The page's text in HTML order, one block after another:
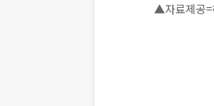
▲자료제공=